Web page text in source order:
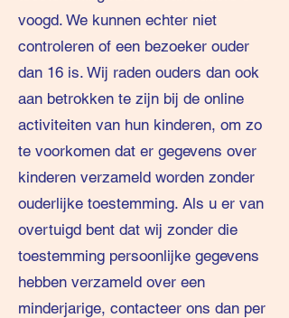
voogd. We kunnen echter niet
controleren of een bezoeker ouder
dan 16 is. Wij raden ouders dan ook
aan betrokken te zijn bij de online
activiteiten van hun kinderen, om zo
te voorkomen dat er gegevens over
kinderen verzameld worden zonder
ouderlijke toestemming. Als u er van
overtuigd bent dat wij zonder die
toestemming persoonlijke gegevens
hebben verzameld over een
minderjarige, contacteer ons dan per